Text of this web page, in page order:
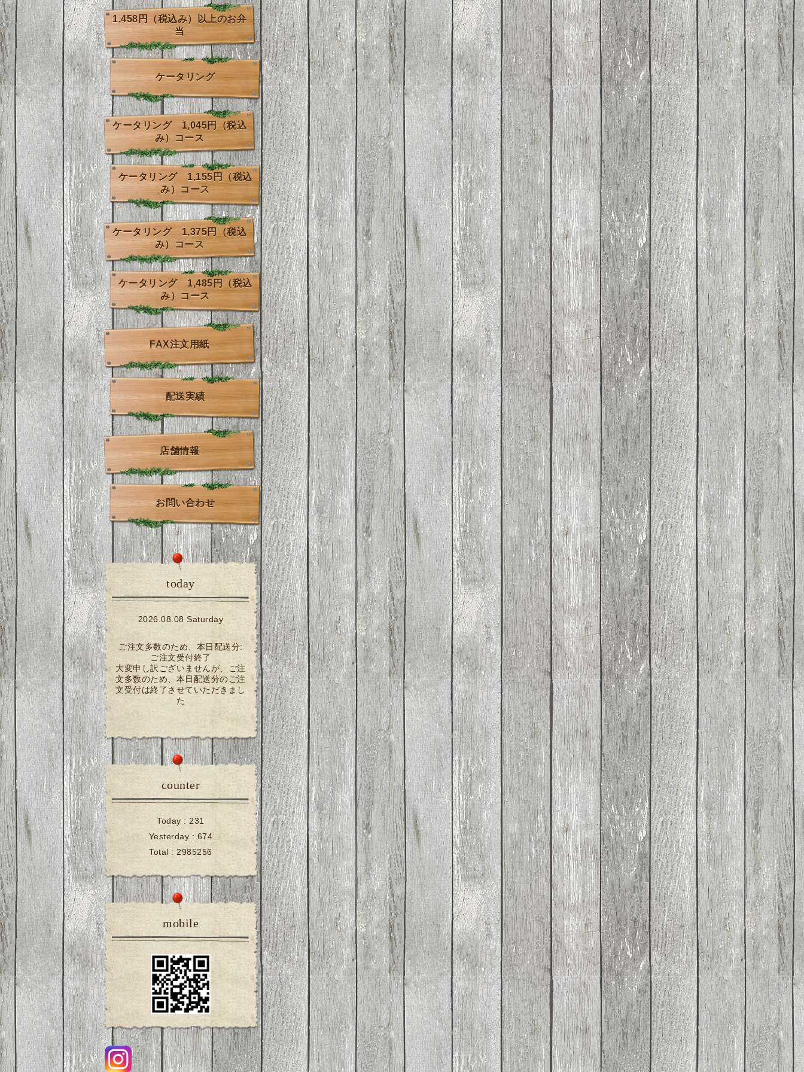
1,458円（税込み）以上のお弁
当
ケータリング
ケータリング 1,045円（税込
み）コース
ケータリング 1,155円（税込
み）コース
ケータリング 1,375円（税込
み）コース
ケータリング 1,485円（税込
み）コース
FAX注文用紙
配送実績
店舗情報
お問い合わせ
today
2026.08.08 Saturday
ご注文多数のため、本日配送分:
ご注文受付終了
大変申し訳ございませんが、ご注
文多数のため、本日配送分のご注
文受付は終了させていただきまし
た
counter
Today : 231
Yesterday : 674
Total :2985256
mobile